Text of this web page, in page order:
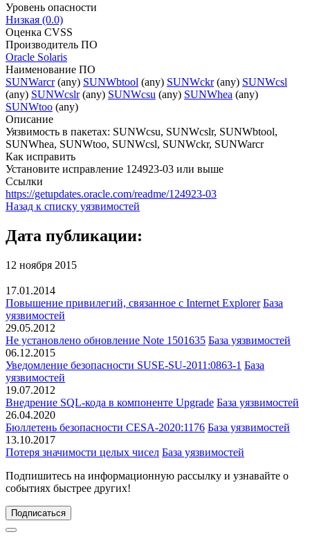
Уровень опасности
Низкая (0.0)
Оценка CVSS
Производитель ПО
Oracle Solaris
Наименование ПО
SUNWarcr(any) SUNWbtool (any) SUNWckr(any) SUNWcsl
(any) SUNWcslr(any) SUNWcsu (any) SUNWhea (any)
SUNWtoo (any)
Описание
Уязвимость в пакетах: SUNWcsu, SUNWcslr, SUNWbtool,
SUNWhea, SUNWtoo, SUNWcsl, SUNWckr, SUNWarcr
Как исправить
Установите исправление 124923-03 или выше
Ссылки
https://getupdates.oracle.com/readme/124923-03
Назад к списку уязвимостей
Дата публикации:
12 ноября 2015
17.01.2014
Повышение привилегий, связанное с Internet Explorer База
уязвимостей
29.05.2012
Не установлено обновление Note 1501635 База уязвимостей
06.12.2015
Уведомление безопасности SUSE-SU-2011:0863-1 База
уязвимостей
19.07.2012
Внедрение SQL-кода в компоненте Upgrade База уязвимостей
26.04.2020
Бюллетень безопасности CESA-2020:1176 База уязвимостей
13.10.2017
Потеря значимости целых чисел База уязвимостей
Подпишитесь на информационную рассылку и узнавайте о
событиях быстрее других!
Подписаться